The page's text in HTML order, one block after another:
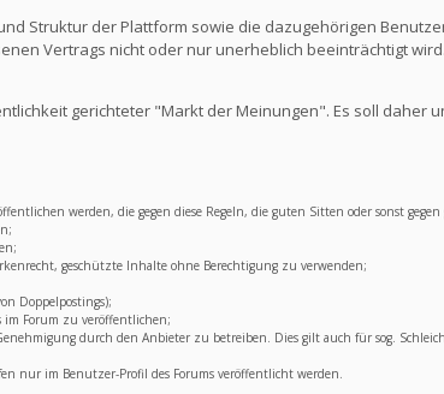
Struktur der Plattform sowie die dazugehörigen
Vertrags nicht oder nur unerheblich beeinträchtigt
gerichteter "Markt der Meinungen". Es soll
werden, die gegen diese Regeln, die guten Sitten oder sonst
geschützte Inhalte ohne Berechtigung zu verwenden;
Doppelpostings);
im Forum zu veröffentlichen;
durch den Anbieter zu betreiben. Dies gilt auch für sog.
nur im Benutzer-Profil des Forums veröffentlicht werden.